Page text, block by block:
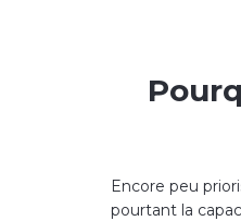
Encore peu
pourtant la